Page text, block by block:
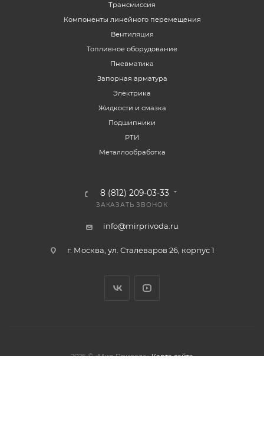
Трансмиссия
Компоненты линейного перемещения
Вентиляция
Топливное оборудование
Пневматика
Запорная арматура
Электрика
Жидкости и смазка
Подшипники
РТИ
Металлообработка
8 (812) 209-03-33
ЗАКАЗАТЬ ЗВОНОК
info@mirprivoda.ru
г. Москва, ул. Сталеваров 26, корпус 1
2026 © «Мир Привода» Карта сайта